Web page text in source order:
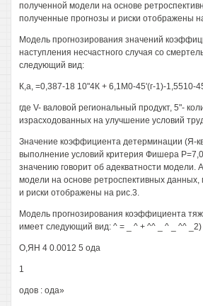
полученной модели на основе
полученные прогнозы и риски отображены
Модель прогнозирования значений
наступления несчастного случая со
следующий вид:
К,а, =0,387-18 10"4К + 6,1М0-45'(г-1)-1,5510-
где V- валовой региональный продукт, 5"-
израсходованных на улучшение условий
Значение коэффициента детерминации (Я-
выполнение условий критерия Фишера
значению говорит об адекватности модели.
модели на основе ретроспективных данных,
и риски отображены на рис.3.
Модель прогнозирования коэффициента
имеет следующий вид: ^ = _ ^ + ^^ _ ^ _ ^^ _2)
О,ЯН 4 0.0012 5 ода
1
одов : ода»